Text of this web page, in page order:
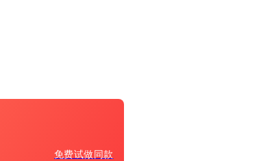
免费试做同款